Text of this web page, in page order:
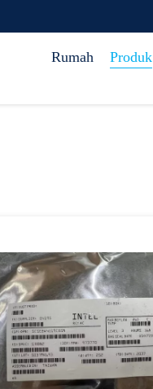
Rumah Produk